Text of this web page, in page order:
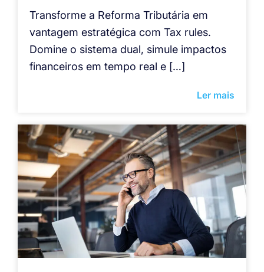
Transforme a Reforma Tributária em
vantagem estratégica com Tax rules.
Domine o sistema dual, simule impactos
financeiros em tempo real e […]
Ler mais